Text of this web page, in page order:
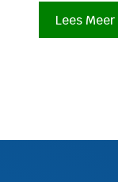
Lees Meer